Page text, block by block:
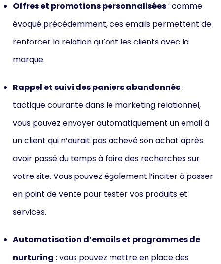
Offres et promotions personnalisées: comme
évoqué précédemment, ces emails permettent de
renforcer la relation qu’ont les clients avec la
marque.
Rappel et suivi des paniers abandonnés:
tactique courante dans le marketing relationnel,
vous pouvez envoyer automatiquement un email à
un client qui n’aurait pas achevé son achat après
avoir passé du temps à faire des recherches sur
votre site. Vous pouvez également l’inciter à passer
en point de vente pour tester vos produits et
services.
Automatisation d’emails et programmes de
nurturing : vous pouvez mettre en place des